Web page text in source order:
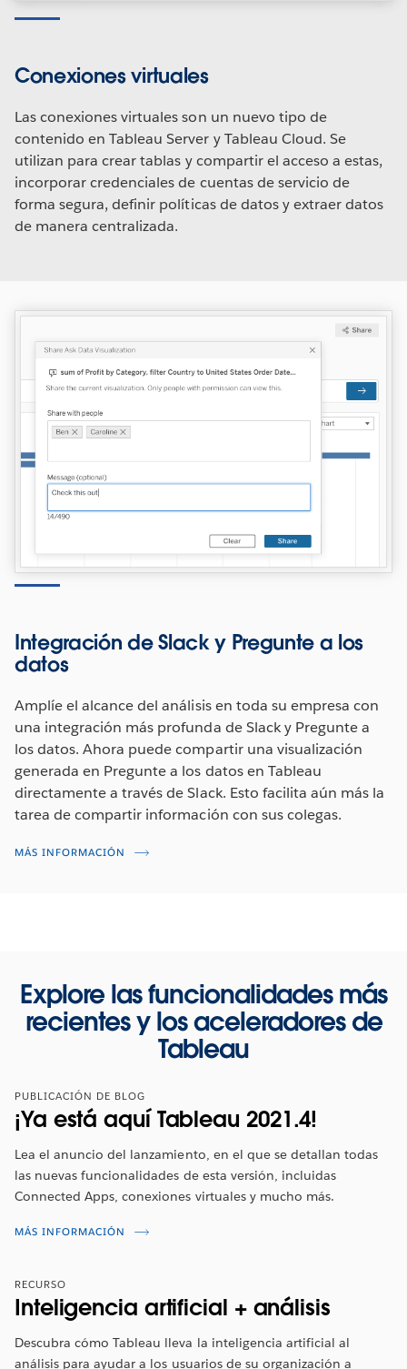
Conexiones virtuales
Las conexiones virtuales son un nuevo tipo de
contenido en Tableau Server y Tableau Cloud. Se
utilizan para crear tablas y compartir el acceso a estas,
incorporar credenciales de cuentas de servicio de
forma segura, definir políticas de datos y extraer datos
de manera centralizada.
Integración de Slack y Pregunte a los
datos
Amplíe el alcance del análisis en toda su empresa con
una integración más profunda de Slack y Pregunte a
los datos. Ahora puede compartir una visualización
generada en Pregunte a los datos en Tableau
directamente a través de Slack. Esto facilita aún más la
tarea de compartir información con sus colegas.
MÁS INFORMACIÓN
Presentación de las funcionalidades de
Tableau 2021.4
más recientes de la mano del
Zen Master y embajador
de Tableau Tim Ngwena. Tim explicará las
funcionalidades nuevas que se incluyen en esta
versión.
Explore las funcionalidades más
recientes y los aceleradores de
Tableau
PUBLICACIÓN DE BLOG
¡Ya está aquí Tableau 2021.4!
Lea el anuncio del lanzamiento, en el que se detallan todas
las nuevas funcionalidades de esta versión, incluidas
Connected Apps, conexiones virtuales y mucho más.
MÁS INFORMACIÓN
RECURSO
Inteligencia artificial + análisis
Descubra cómo Tableau lleva la inteligencia artificial al
análisis para ayudar a los usuarios de su organización a